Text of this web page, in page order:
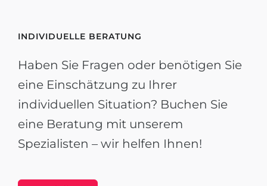
INDIVIDUELLE BERATUNG
Haben Sie Fragen oder benötigen Sie
eine Einschätzung zu Ihrer
individuellen Situation? Buchen Sie
eine Beratung mit unserem
Spezialisten – wir helfen Ihnen!